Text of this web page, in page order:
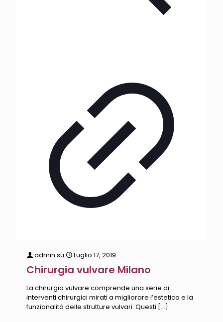
admin su Luglio 17, 2019
Chirurgia vulvare Milano
La chirurgia vulvare comprende una serie di
interventi chirurgici mirati a migliorare l’estetica e la
funzionalità delle strutture vulvari. Questi […]